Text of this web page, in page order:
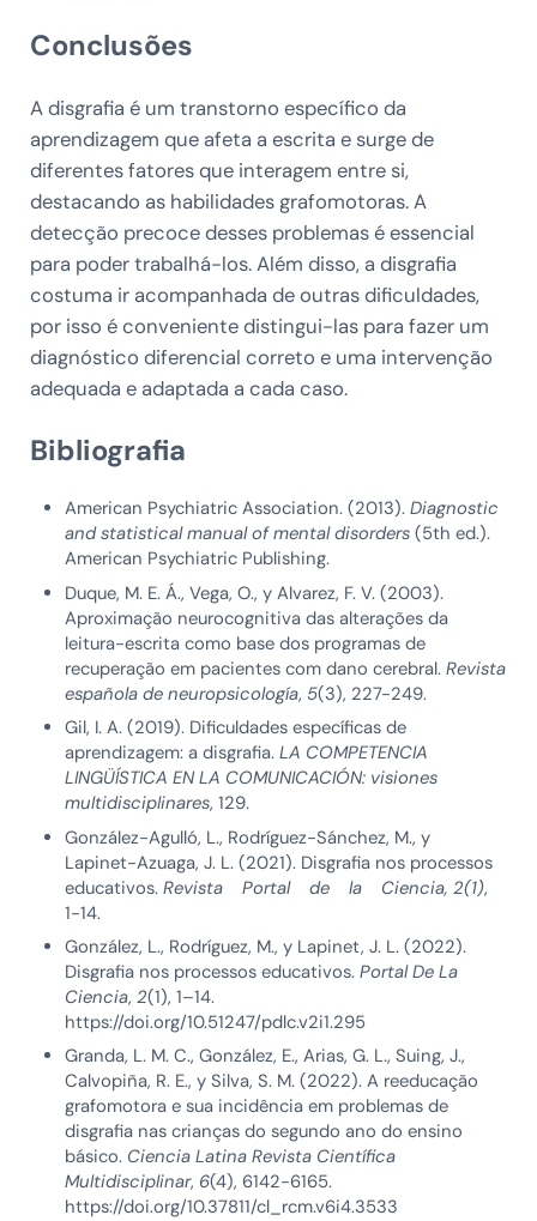
Conclusões
A disgrafia é um transtorno específico da
aprendizagem que afeta a escrita e surge de
diferentes fatores que interagem entre si,
destacando as habilidades grafomotoras. A
detecção precoce desses problemas é essencial
para poder trabalhá-los. Além disso, a disgrafia
costuma ir acompanhada de outras dificuldades,
por isso é conveniente distingui-las para fazer um
diagnóstico diferencial correto e uma intervenção
adequada e adaptada a cada caso.
Bibliografia
American Psychiatric Association. (2013).Diagnostic
and statistical manual of mental disorders (5th ed.).
American Psychiatric Publishing.
Duque, M. E. Á., Vega, O., y Alvarez, F. V. (2003).
Aproximação neurocognitiva das alterações da
leitura-escrita como base dos programas de
recuperação em pacientes com dano cerebral.Revista
española de neuropsicología, 5(3), 227-249.
Gil, I. A. (2019). Dificuldades específicas de
aprendizagem: a disgrafia.LA COMPETENCIA
LINGÜÍSTICA EN LA COMUNICACIÓN: visiones
multidisciplinares, 129.
González-Agulló, L., Rodríguez-Sánchez, M., y
Lapinet-Azuaga, J. L. (2021). Disgrafia nos processos
educativos.Revista Portal de la Ciencia, 2(1),
1-14.
González, L., Rodríguez, M., y Lapinet, J. L. (2022).
Disgrafia nos processos educativos.Portal De La
Ciencia,2(1), 1–14.
https://doi.org/10.51247/pdlc.v2i1.295
Granda, L. M. C., González, E., Arias, G. L., Suing, J.,
Calvopiña, R. E., y Silva, S. M. (2022). A reeducação
grafomotora e sua incidência em problemas de
disgrafia nas crianças do segundo ano do ensino
básico. Ciencia Latina Revista Científica
Multidisciplinar, 6(4), 6142-6165.
https://doi.org/10.37811/cl_rcm.v6i4.3533